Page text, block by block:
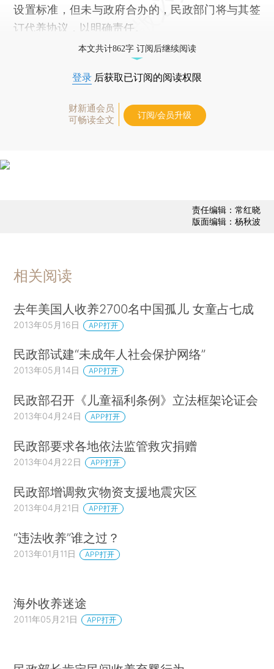
设置标准，但未与政府合办的，民政部门将与其签
订代养协议，以明确责任。
本文共计862字 订阅后继续阅读
登录 后获取已订阅的阅读权限
财新通会员
可畅读全文
订阅/会员升级
责任编辑：常红晓
版面编辑：杨秋波
相关阅读
去年美国人收养2700名中国孤儿 女童占七成
2013年05月16日 APP打开
民政部试建“未成年人社会保护网络”
2013年05月14日 APP打开
民政部召开《儿童福利条例》立法框架论证会
2013年04月24日 APP打开
民政部要求各地依法监管救灾捐赠
2013年04月22日 APP打开
民政部增调救灾物资支援地震灾区
2013年04月21日 APP打开
“违法收养”谁之过？
2013年01月11日 APP打开
海外收养迷途
2011年05月21日 APP打开